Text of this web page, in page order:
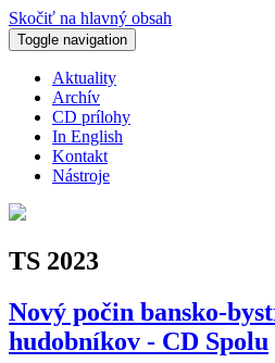
Skočiť na hlavný obsah
Toggle navigation
Aktuality
Archív
CD prílohy
In English
Kontakt
Nástroje
TS 2023
Nový počin bansko-
hudobníkov - CD Spolu